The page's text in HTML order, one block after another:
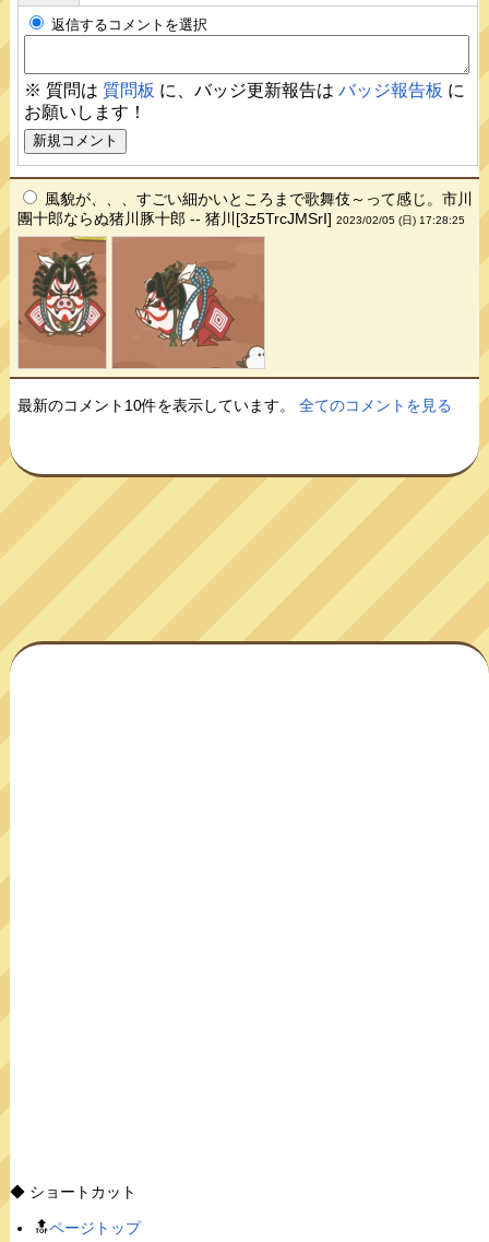
返信するコメントを選択
※ 質問は 質問板 に、バッジ更新報告はバッジ報告板 に
お願いします！
風貌が、、、すごい細かいところまで歌舞伎～って感じ。市川
團十郎ならぬ猪川豚十郎 -- 猪川[3z5TrcJMSrI]2023/02/05 (日) 17:28:25
最新のコメント10件を表示しています。全てのコメントを見る
◆ ショートカット
🔝ページトップ